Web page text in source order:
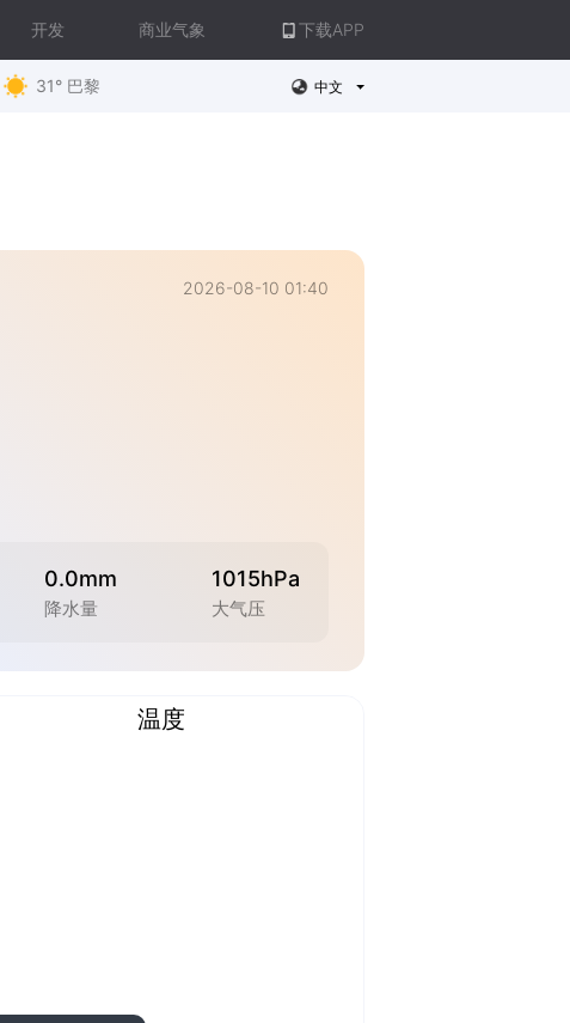
开发 商业气象 下载APP
31° 巴黎 中文
2026-08-10 01:40
0.0mm
降水量
1015hPa
大气压
温度